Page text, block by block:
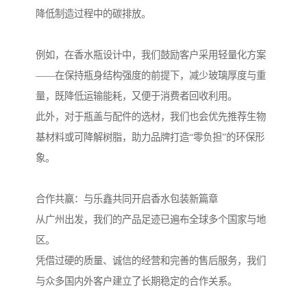
降低制造过程中的碳排放。
例如，在香水瓶设计中，我们鼓励客户采用轻量化方案
——在保持瓶身结构强度的前提下，减少玻璃厚度与重
量，既降低运输能耗，又便于消费者回收利用。
此外，对于瓶盖与配件的选材，我们也会优先推荐生物
基材料或可降解树脂，助力品牌打造“零负担”的环保形
象。
合作共赢：与乐鑫共同开启香水包装新篇章
从广州出发，我们的产品足迹已遍布全球多个国家与地
区。
凭借过硬的质量、诚信的经营和完善的售后服务，我们
与众多国内外客户建立了长期稳定的合作关系。